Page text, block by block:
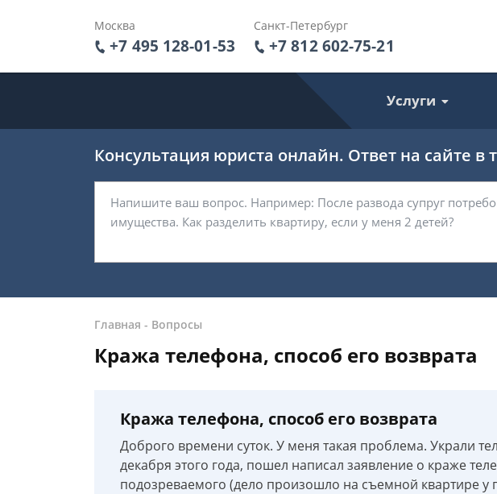
Москва
+7 495 128-01-53
Санкт-Петербург
+7 812 602-75-21
Услуги
Консультация юриста онлайн. Ответ на сайте в
Главная - Вопросы
Кража телефона, способ его возврата
Кража телефона, способ его возврата
Доброго времени суток. У меня такая проблема. Украли
декабря этого года, пошел написал заявление о краже
подозреваемого (дело произошло на съемной квартире у